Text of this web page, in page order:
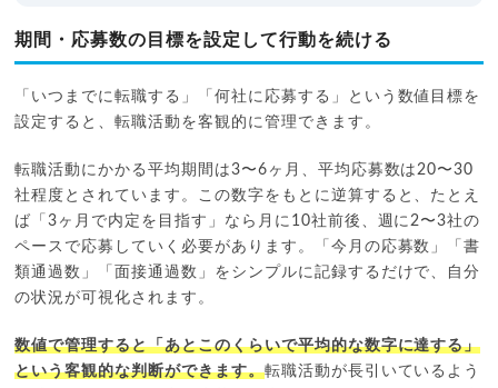
期間・応募数の目標を設定して行動を続ける
「いつまでに転職する」「何社に応募する」という数値目標を
設定すると、転職活動を客観的に管理できます。
転職活動にかかる平均期間は3〜6ヶ月、平均応募数は20〜30
社程度とされています。この数字をもとに逆算すると、たとえ
ば「3ヶ月で内定を目指す」なら月に10社前後、週に2〜3社の
ペースで応募していく必要があります。「今月の応募数」「書
類通過数」「面接通過数」をシンプルに記録するだけで、自分
の状況が可視化されます。
数値で管理すると「あとこのくらいで平均的な数字に達する」
という客観的な判断ができます。転職活動が長引いているよう